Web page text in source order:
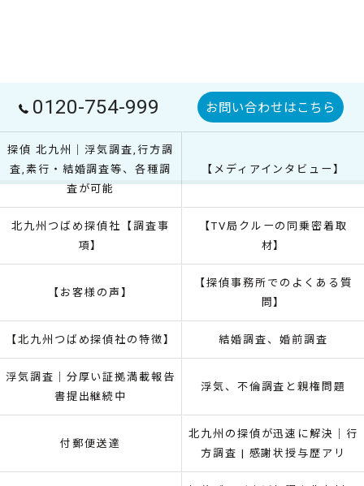
0120-754-999 お問い合わせはこちら
探偵 北九州｜浮気調査,行方調
査,素行・結婚調査等、各種調
査が可能
【メディアインタビュー】
北九州つばめ探偵社【調査事
項】
【TV局クルーの同乗密着取
材】
【お客様の声】
【探偵事務所でのよくある質
問】
【北九州つばめ探偵社の特徴】 結婚調査、婚前調査
浮気調査｜分厚い証拠満載報告
書提出継続中
浮気、不倫調査と親権問題
付郵便送達
北九州の探偵が迅速に解決｜行
方調査 | 感謝状授与歴アリ